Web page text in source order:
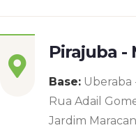
Pirajuba -
Base: Uberaba
Rua Adail
Jardim